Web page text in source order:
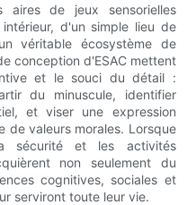
aires de jeux sensorielles
d'un simple lieu de
véritable écosystème de
conception d'ESAC mettent
et le souci du détail :
du minuscule, identifier
et viser une expression
de valeurs morales. Lorsque
sécurité et les activités
non seulement du
cognitives, sociales et
serviront toute leur vie.